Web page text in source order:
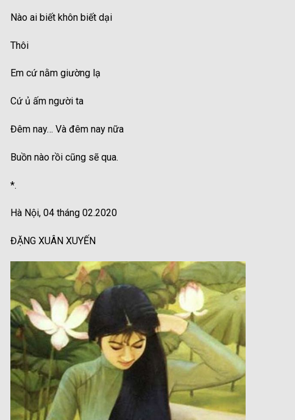
Nào ai biết khôn biết dại
Thôi
Em cứ nằm giường lạ
Cứ ủ ấm người ta
Đêm nay… Và đêm nay nữa
Buồn nào rồi cũng sẽ qua.
*.
Hà Nội, 04 tháng 02.2020
ĐẶNG XUÂN XUYẾN